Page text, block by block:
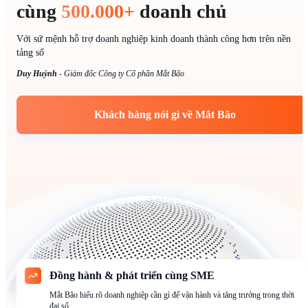
cùng 500.000+ doanh chủ
Với sứ mệnh hỗ trợ doanh nghiệp kinh doanh thành công hơn trên nền
tảng số
Duy Huỳnh - Giám đốc Công ty Cổ phần Mắt Bão
Khách hàng nói gì về Mắt Bão
Đồng hành & phát triển cùng SME
Mắt Bão hiểu rõ doanh nghiệp cần gì để vận hành và tăng trưởng trong thời
đại số.